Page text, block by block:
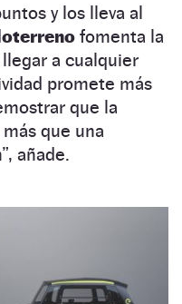
y los lleva al
fomenta la
a cualquier
promete más
que la
que una
añade.